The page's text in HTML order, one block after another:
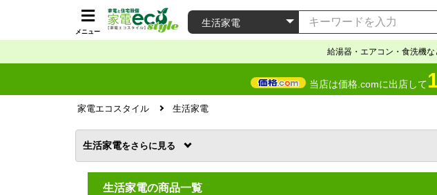
メニュー
給湯器・エアコン・食洗機
当店は価格.comに出店して
家電エコスタイル 生活家電
生活家電を
生活家電の商品一覧